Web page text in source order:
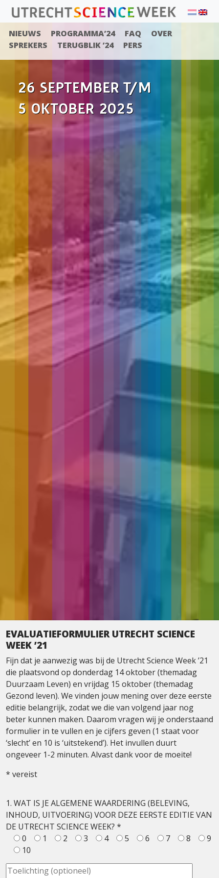
NIEUWS PROGRAMMA’24 FAQ
OVER
SPREKERS
TERUGBLIK ’24 PERS
26 SEPTEMBER T/M
5 OKTOBER 2025
EVALUATIEFORMULIER UTRECHT SCIENCE
WEEK ’21
Fijn dat je aanwezig was bij de Utrecht Science Week ’21
die plaatsvond op donderdag 14 oktober (themadag
Duurzaam Leven) en vrijdag 15 oktober (themadag
Gezond leven). We vinden jouw mening over deze eerste
editie belangrijk, zodat we die van volgend jaar nog
beter kunnen maken. Daarom vragen wij je onderstaand
formulier in te vullen en je cijfers geven (1 staat voor
‘slecht’ en 10 is ‘uitstekend’). Het invullen duurt
ongeveer 1-2 minuten. Alvast dank voor de moeite!
* vereist
1. WAT IS JE ALGEMENE WAARDERING (BELEVING,
INHOUD, UITVOERING) VOOR DEZE EERSTE EDITIE VAN
DE UTRECHT SCIENCE WEEK? *
0
1 2 3 4 5 6 7 8
9
10